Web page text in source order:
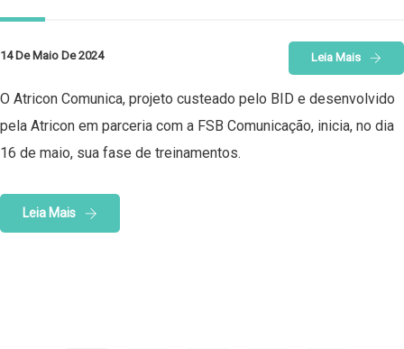
14 De Maio De 2024 Leia Mais
O Atricon Comunica, projeto custeado pelo BID e desenvolvido
pela Atricon em parceria com a FSB Comunicação, inicia, no dia
16 de maio, sua fase de treinamentos.
Leia Mais